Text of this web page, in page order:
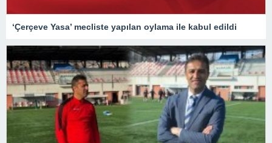
‘Çerçeve Yasa’ mecliste yapılan oylama ile kabul edildi